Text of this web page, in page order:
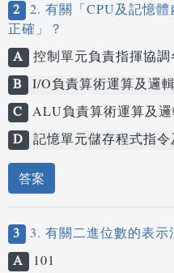
2 2. 有關「CPU及記憶
正確」？
A 控制單元負責指揮協
B I/O負責算術運算及邏
C ALU負責算術運算及
D 記憶單元儲存程式指
答案
3 3. 有關二進位數的表
A
101